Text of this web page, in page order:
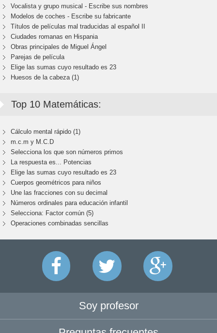
Vocalista y grupo musical - Escribe sus nombres
Modelos de coches - Escribe su fabricante
Títulos de películas mal traducidas al español II
Ciudades romanas en Hispania
Obras principales de Miguel Ángel
Parejas de película
Elige las sumas cuyo resultado es 23
Huesos de la cabeza (1)
Top 10 Matemáticas:
Cálculo mental rápido (1)
m.c.m y M.C.D
Selecciona los que son números primos
La respuesta es... Potencias
Elige las sumas cuyo resultado es 23
Cuerpos geométricos para niños
Une las fracciones con su decimal
Números ordinales para educación infantil
Selecciona: Factor común (5)
Operaciones combinadas sencillas
Soy profesor